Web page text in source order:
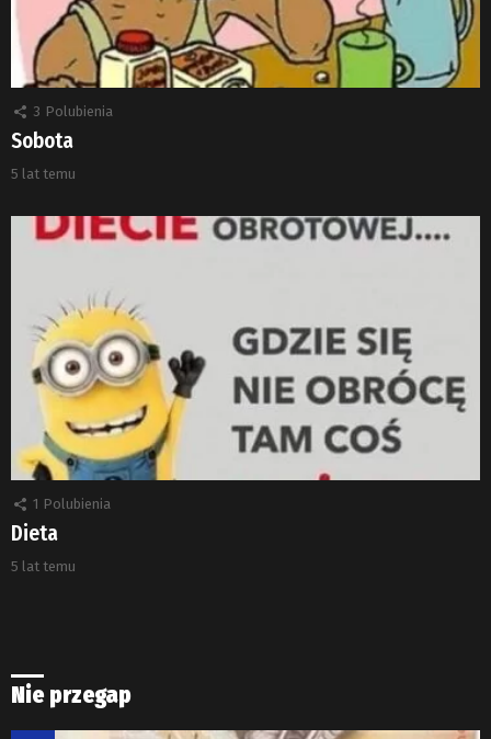
3 Polubienia
Sobota
5 lat temu
1 Polubienia
Dieta
5 lat temu
Nie przegap